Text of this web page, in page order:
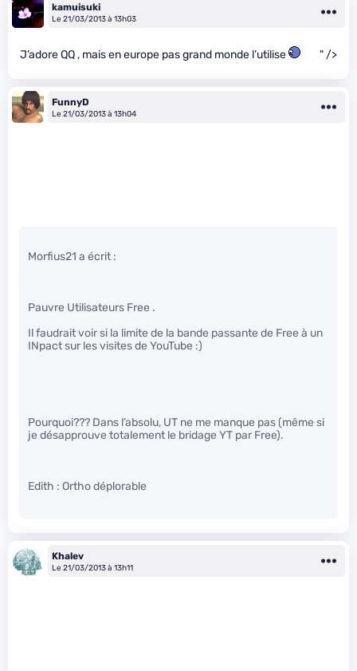
kamuisuki
Le 21/03/2013 à 13h03
J’adore QQ , mais en europe pas grand monde l’utilise " />
FunnyD
Le 21/03/2013 à 13h04
Morfius21 a écrit :
Pauvre Utilisateurs Free .
Il faudrait voir si la limite de la bande passante de Free à un
INpact sur les visites de YouTube :)
Pourquoi??? Dans l’absolu, UT ne me manque pas (même si
je désapprouve totalement le bridage YT par Free).
Edith : Ortho déplorable
Khalev
Le 21/03/2013 à 13h11